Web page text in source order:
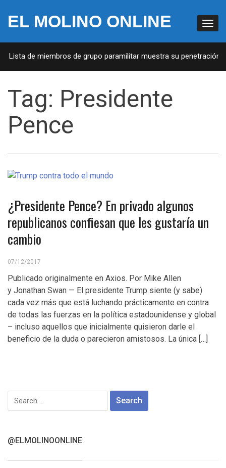
EL MOLINO ONLINE
Lista de miembros de grupo paramilitar muestra su penetración
Tag: Presidente
Pence
¿Presidente Pence? En privado algunos
republicanos confiesan que les gustaría un
cambio
07/12/2017
Publicado originalmente en Axios. Por Mike Allen
y Jonathan Swan — El presidente Trump siente (y sabe)
cada vez más que está luchando prácticamente en contra
de todas las fuerzas en la política estadounidense y global
– incluso aquellos que inicialmente quisieron darle el
beneficio de la duda o parecieron amistosos. La única […]
Search
@ELMOLINOONLINE